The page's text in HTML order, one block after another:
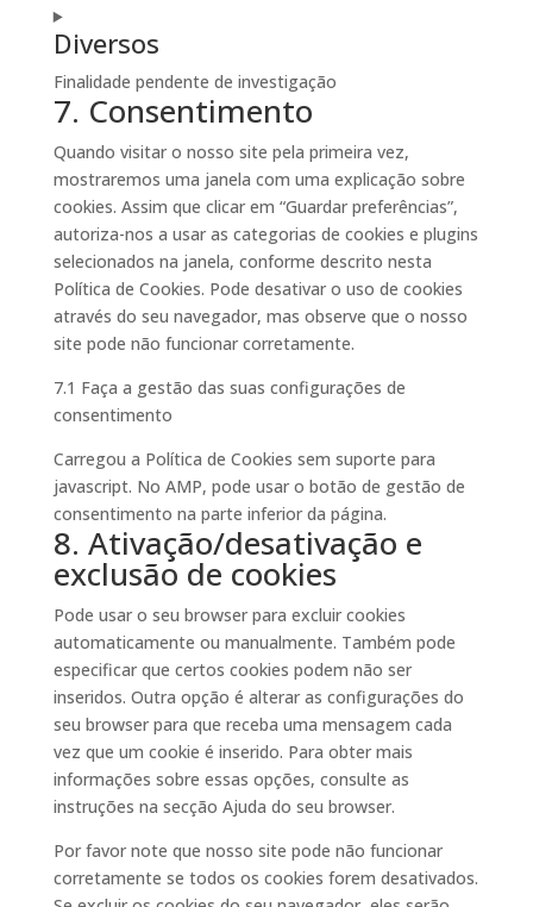
to
service
google-
analytics
Diversos
Finalidade pendente de investigação
Consent
service
diversos
7. Consentimento
Quando visitar o nosso site pela primeira vez,
mostraremos uma janela com uma explicação sobre
cookies. Assim que clicar em “Guardar preferências”,
autoriza-nos a usar as categorias de cookies e plugins
selecionados na janela, conforme descrito nesta
Política de Cookies. Pode desativar o uso de cookies
através do seu navegador, mas observe que o nosso
site pode não funcionar corretamente.
7.1 Faça a gestão das suas configurações de
consentimento
Carregou a Política de Cookies sem suporte para
javascript. No AMP, pode usar o botão de gestão de
consentimento na parte inferior da página.
8. Ativação/desativação e
exclusão de cookies
Pode usar o seu browser para excluir cookies
automaticamente ou manualmente. Também pode
especificar que certos cookies podem não ser
inseridos. Outra opção é alterar as configurações do
seu browser para que receba uma mensagem cada
vez que um cookie é inserido. Para obter mais
informações sobre essas opções, consulte as
instruções na secção Ajuda do seu browser.
Por favor note que nosso site pode não funcionar
corretamente se todos os cookies forem desativados.